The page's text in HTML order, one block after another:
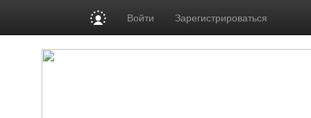
Войти Зарегистрироваться